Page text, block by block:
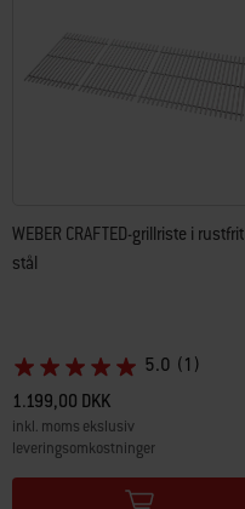
WEBER CRAFTED-grillriste i rustfrit
stål
5.0 (1)
1.199,00 DKK
inkl. moms ekslusiv
leveringsomkostninger
Color Options